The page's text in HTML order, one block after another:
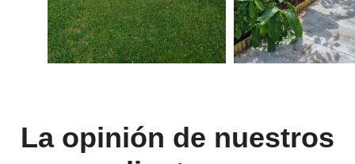
La opinión de nuestros